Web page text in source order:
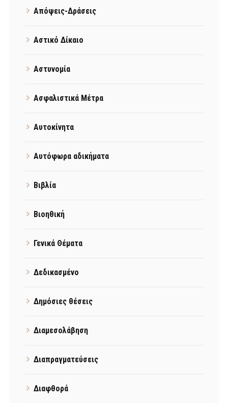
Απόψεις-Δράσεις
Αστικό Δίκαιο
Αστυνομία
Ασφαλιστικά Μέτρα
Αυτοκίνητα
Αυτόφωρα αδικήματα
Βιβλία
Βιοηθική
Γενικά Θέματα
Δεδικασμένο
Δημόσιες θέσεις
Διαμεσολάβηση
Διαπραγματεύσεις
Διαφθορά